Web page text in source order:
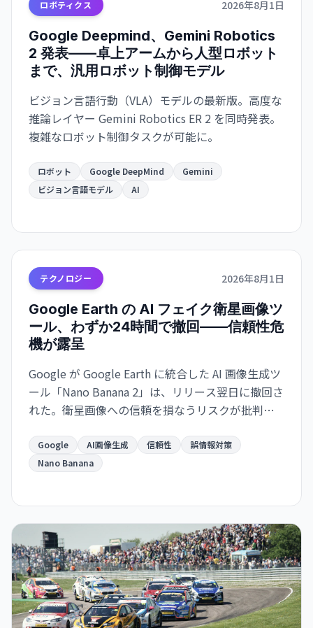
ロボティクス 2026年8月1日
Google Deepmind、Gemini Robotics
2 発表——卓上アームから人型ロボット
まで、汎用ロボット制御モデル
ビジョン言語行動（VLA）モデルの最新版。高度な
推論レイヤー Gemini Robotics ER 2 を同時発表。
複雑なロボット制御タスクが可能に。
ロボット Google DeepMind
Gemini
ビジョン言語モデル
AI
テクノロジー 2026年8月1日
Google Earth の AI フェイク衛星画像ツ
ール、わずか24時間で撤回——信頼性危
機が露呈
Google が Google Earth に統合した AI 画像生成ツ
ール「Nano Banana 2」は、リリース翌日に撤回さ
れた。衛星画像への信頼を損なうリスクが批判を
止。AI 時代における「真実の証拠」の定義が問わ
れている。
Google AI画像生成 信頼性
誤情報対策
Nano Banana